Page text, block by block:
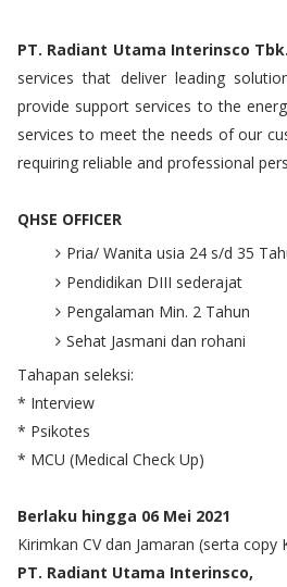
PT. Radiant Utama Interinsco
services that deliver leading
provide support services to the
services to meet the needs of our
requiring reliable and professional
QHSE OFFICER
Pria/ Wanita usia 24 s/d 35
Pendidikan DIII sederajat
Pengalaman Min. 2 Tahun
Sehat Jasmani dan rohani
Tahapan seleksi:
* Interview
* Psikotes
* MCU (Medical Check Up)
Berlaku hingga 06 Mei 2021
Kirimkan CV dan Jamaran (serta copy
PT. Radiant Utama Interinsco,